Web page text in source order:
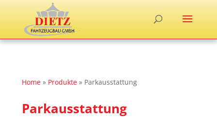
Home» Produkte» Parkausstattung
Parkausstattung